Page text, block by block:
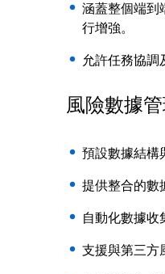
涵蓋整個端到
行增強。
允許任務協調
風險數據
預設數據結構
提供整合的數
自動化數據收
支援與第三方